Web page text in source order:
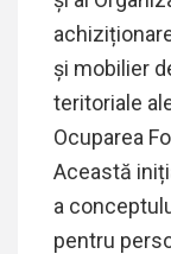
și mobilier
teritoriale
Ocuparea
Această
a
pentru